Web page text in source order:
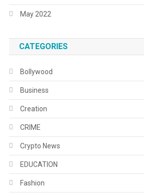
May 2022
CATEGORIES
Bollywood
Business
Creation
CRIME
Crypto News
EDUCATION
Fashion